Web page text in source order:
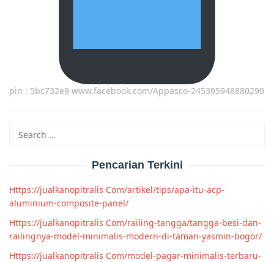
pin : 5bc732e9 www.facebook.com/Appasco-245395948880290
for:
Pencarian Terkini
Https://jualkanopitralis Com/artikel/tips/apa-itu-acp-
aluminium-composite-panel/
Https://jualkanopitralis Com/railing-tangga/tangga-besi-dan-
railingnya-model-minimalis-modern-di-taman-yasmin-bogor/
Https://jualkanopitralis Com/model-pagar-minimalis-terbaru-